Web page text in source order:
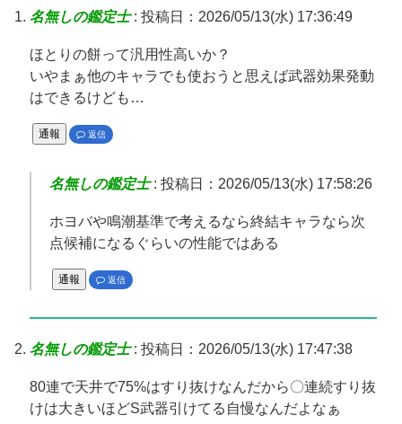
名無しの鑑定士: 投稿日：2026/05/13(水) 17:36:49
ほとりの餅って汎用性高いか？
いやまぁ他のキャラでも使おうと思えば武器効果発動
はできるけども…
通報 返信
名無しの鑑定士: 投稿日：2026/05/13(水) 17:58:26
ホヨバや鳴潮基準で考えるなら終結キャラなら次
点候補になるぐらいの性能ではある
通報 返信
名無しの鑑定士: 投稿日：2026/05/13(水) 17:47:38
80連で天井で75%はすり抜けなんだから〇連続すり抜
けは大きいほどS武器引けてる自慢なんだよなぁ